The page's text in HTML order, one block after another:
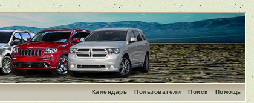
Помощь
Поиск
Пользователи
Календарь